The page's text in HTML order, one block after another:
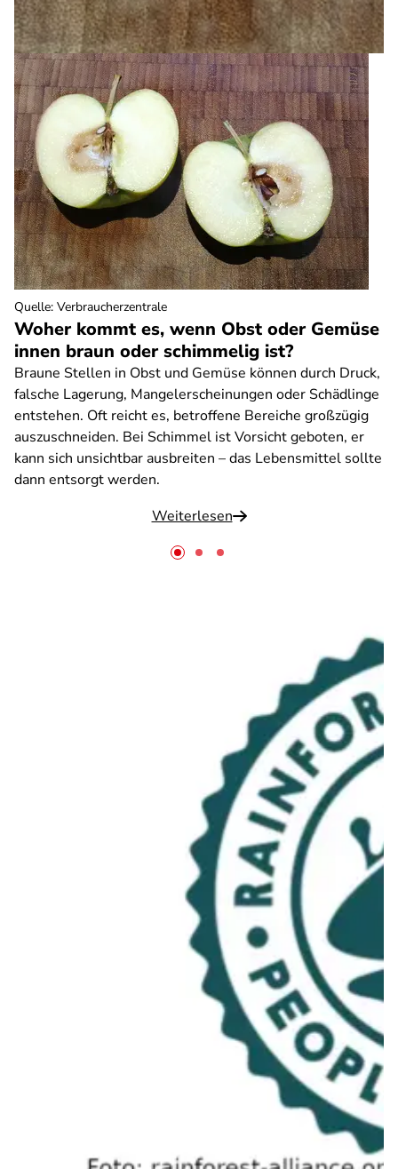
Woher kommt es, wenn Obst oder Gemüse
innen braun oder schimmelig ist?
Braune Stellen in Obst und Gemüse können durch Druck,
falsche Lagerung, Mangelerscheinungen oder Schädlinge
entstehen. Oft reicht es, betroffene Bereiche großzügig
auszuschneiden. Bei Schimmel ist Vorsicht geboten, er
kann sich unsichtbar ausbreiten – das Lebensmittel sollte
dann entsorgt werden.
Weiterlesen
Quelle: Verbraucherzentrale